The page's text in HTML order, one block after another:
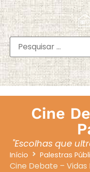
Cine
"Escolhas que
Início Palestras
Cine Debate – Vidas